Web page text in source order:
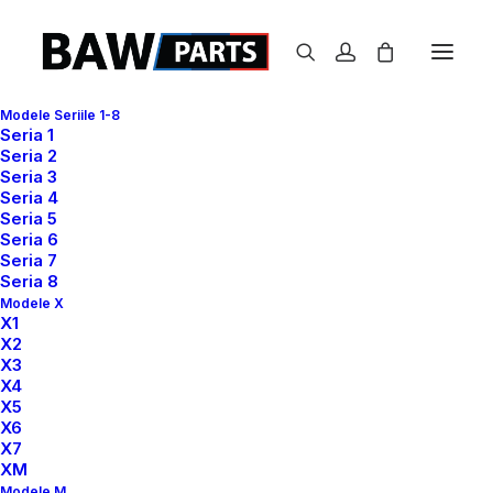
Modele Seriile 1-8
Seria 1
Seria 2
Seria 3
Seria 4
Seria 5
Seria 6
Seria 7
Seria 8
Modele X
X1
X2
X3
X4
X5
X6
X7
XM